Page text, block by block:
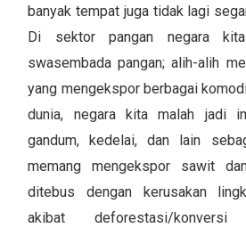
banyak tempat juga tidak lagi
Di sektor pangan negara
swasembada pangan; alih-alih
yang mengekspor berbagai
dunia, negara kita malah jadi
gandum, kedelai, dan lain
memang mengekspor sawit
ditebus dengan kerusakan
akibat deforestasi/